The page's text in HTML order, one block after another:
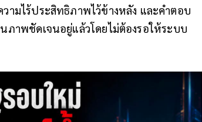
ามไร้ประสิทธิภาพไว้ข้างหลัง และคำตอบ
ภาพชัดเจนอยู่แล้วโดยไม่ต้องรอให้ระบบ